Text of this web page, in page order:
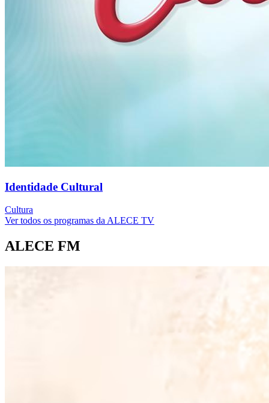
Identidade Cultural
Cultura
Ver todos os programas da ALECE TV
ALECE FM